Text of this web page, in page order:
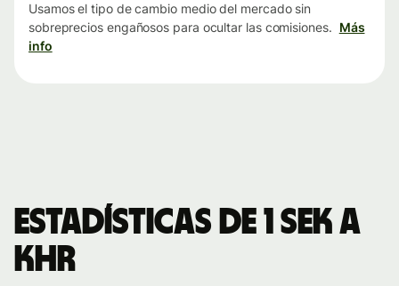
Usamos el tipo de cambio medio del mercado sin
sobreprecios engañosos para ocultar las comisiones. Más
info
Estadísticas de 1 SEK a
KHR